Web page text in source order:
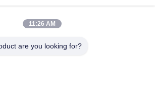
Tentang Kita
Kontrol Kualitas
11:26 AM
are you looking for?